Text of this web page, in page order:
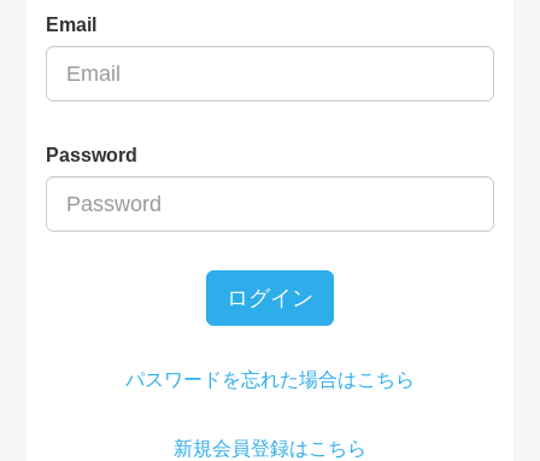
Email
Password
ログイン
パスワードを忘れた場合はこちら
新規会員登録はこちら